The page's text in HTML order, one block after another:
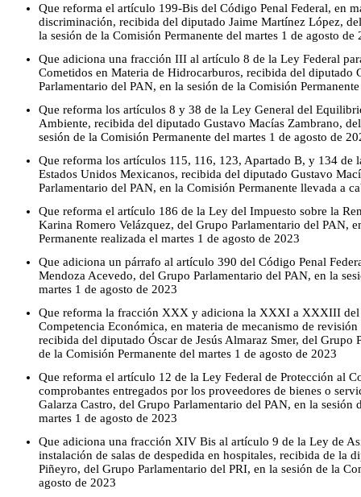
Que reforma el artículo 199-Bis del Código Penal Federal, en
discriminación, recibida del diputado Jaime Martínez López,
la sesión de la Comisión Permanente del martes 1 de agosto de
Que adiciona una fracción III al artículo 8 de la Ley Federal
Cometidos en Materia de Hidrocarburos, recibida del diputado
Parlamentario del PAN, en la sesión de la Comisión
Que reforma los artículos 8 y 38 de la Ley General del
Ambiente, recibida del diputado Gustavo Macías Zambrano,
sesión de la Comisión Permanente del martes 1 de agosto de
Que reforma los artículos 115, 116, 123, Apartado B, y 134 de
Estados Unidos Mexicanos, recibida del diputado Gustavo
Parlamentario del PAN, en la Comisión Permanente llevada a
Que reforma el artículo 186 de la Ley del Impuesto sobre la
Karina Romero Velázquez, del Grupo Parlamentario del PAN,
Permanente realizada el martes 1 de agosto de 2023
Que adiciona un párrafo al artículo 390 del Código Penal
Mendoza Acevedo, del Grupo Parlamentario del PAN, en la
martes 1 de agosto de 2023
Que reforma la fracción XXX y adiciona la XXXI a XXXIII del
Competencia Económica, en materia de mecanismo de
recibida del diputado Óscar de Jesús Almaraz Smer, del Grupo
de la Comisión Permanente del martes 1 de agosto de 2023
Que reforma el artículo 12 de la Ley Federal de Protección al
comprobantes entregados por los proveedores de bienes o
Galarza Castro, del Grupo Parlamentario del PAN, en la sesión
martes 1 de agosto de 2023
Que adiciona una fracción XIV Bis al artículo 9 de la Ley de
instalación de salas de despedida en hospitales, recibida de la
Piñeyro, del Grupo Parlamentario del PRI, en la sesión de la
agosto de 2023